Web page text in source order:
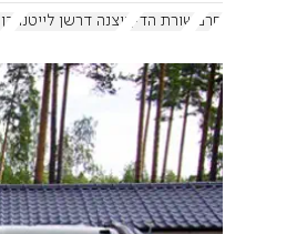
חרם
שורת הדין ניצנה דרשן לייטנר